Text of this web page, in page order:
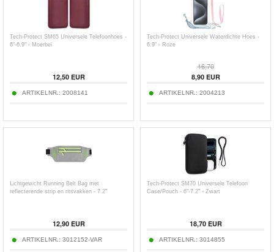
Tech-Protect SM65 Universele Telefoonhoes -
6"-6.9" - Moerbei
12,50EUR
ARTIKELNR.: 2008141
Tech-Protect Universele Waterdichte Hoes -
6.9" - Roze
16,70
8,90EUR
ARTIKELNR.: 2004213
Lichtgewicht Running Belt Bag met
reflecterende strip en ritsvakken - 7.2"
12,90EUR
ARTIKELNR.: 3012152-VAR
Tech-Protect SM70 Universele Telefoon
Case/Pouch - 6"-7.2" - Zwart
18,70EUR
ARTIKELNR.: 3014855